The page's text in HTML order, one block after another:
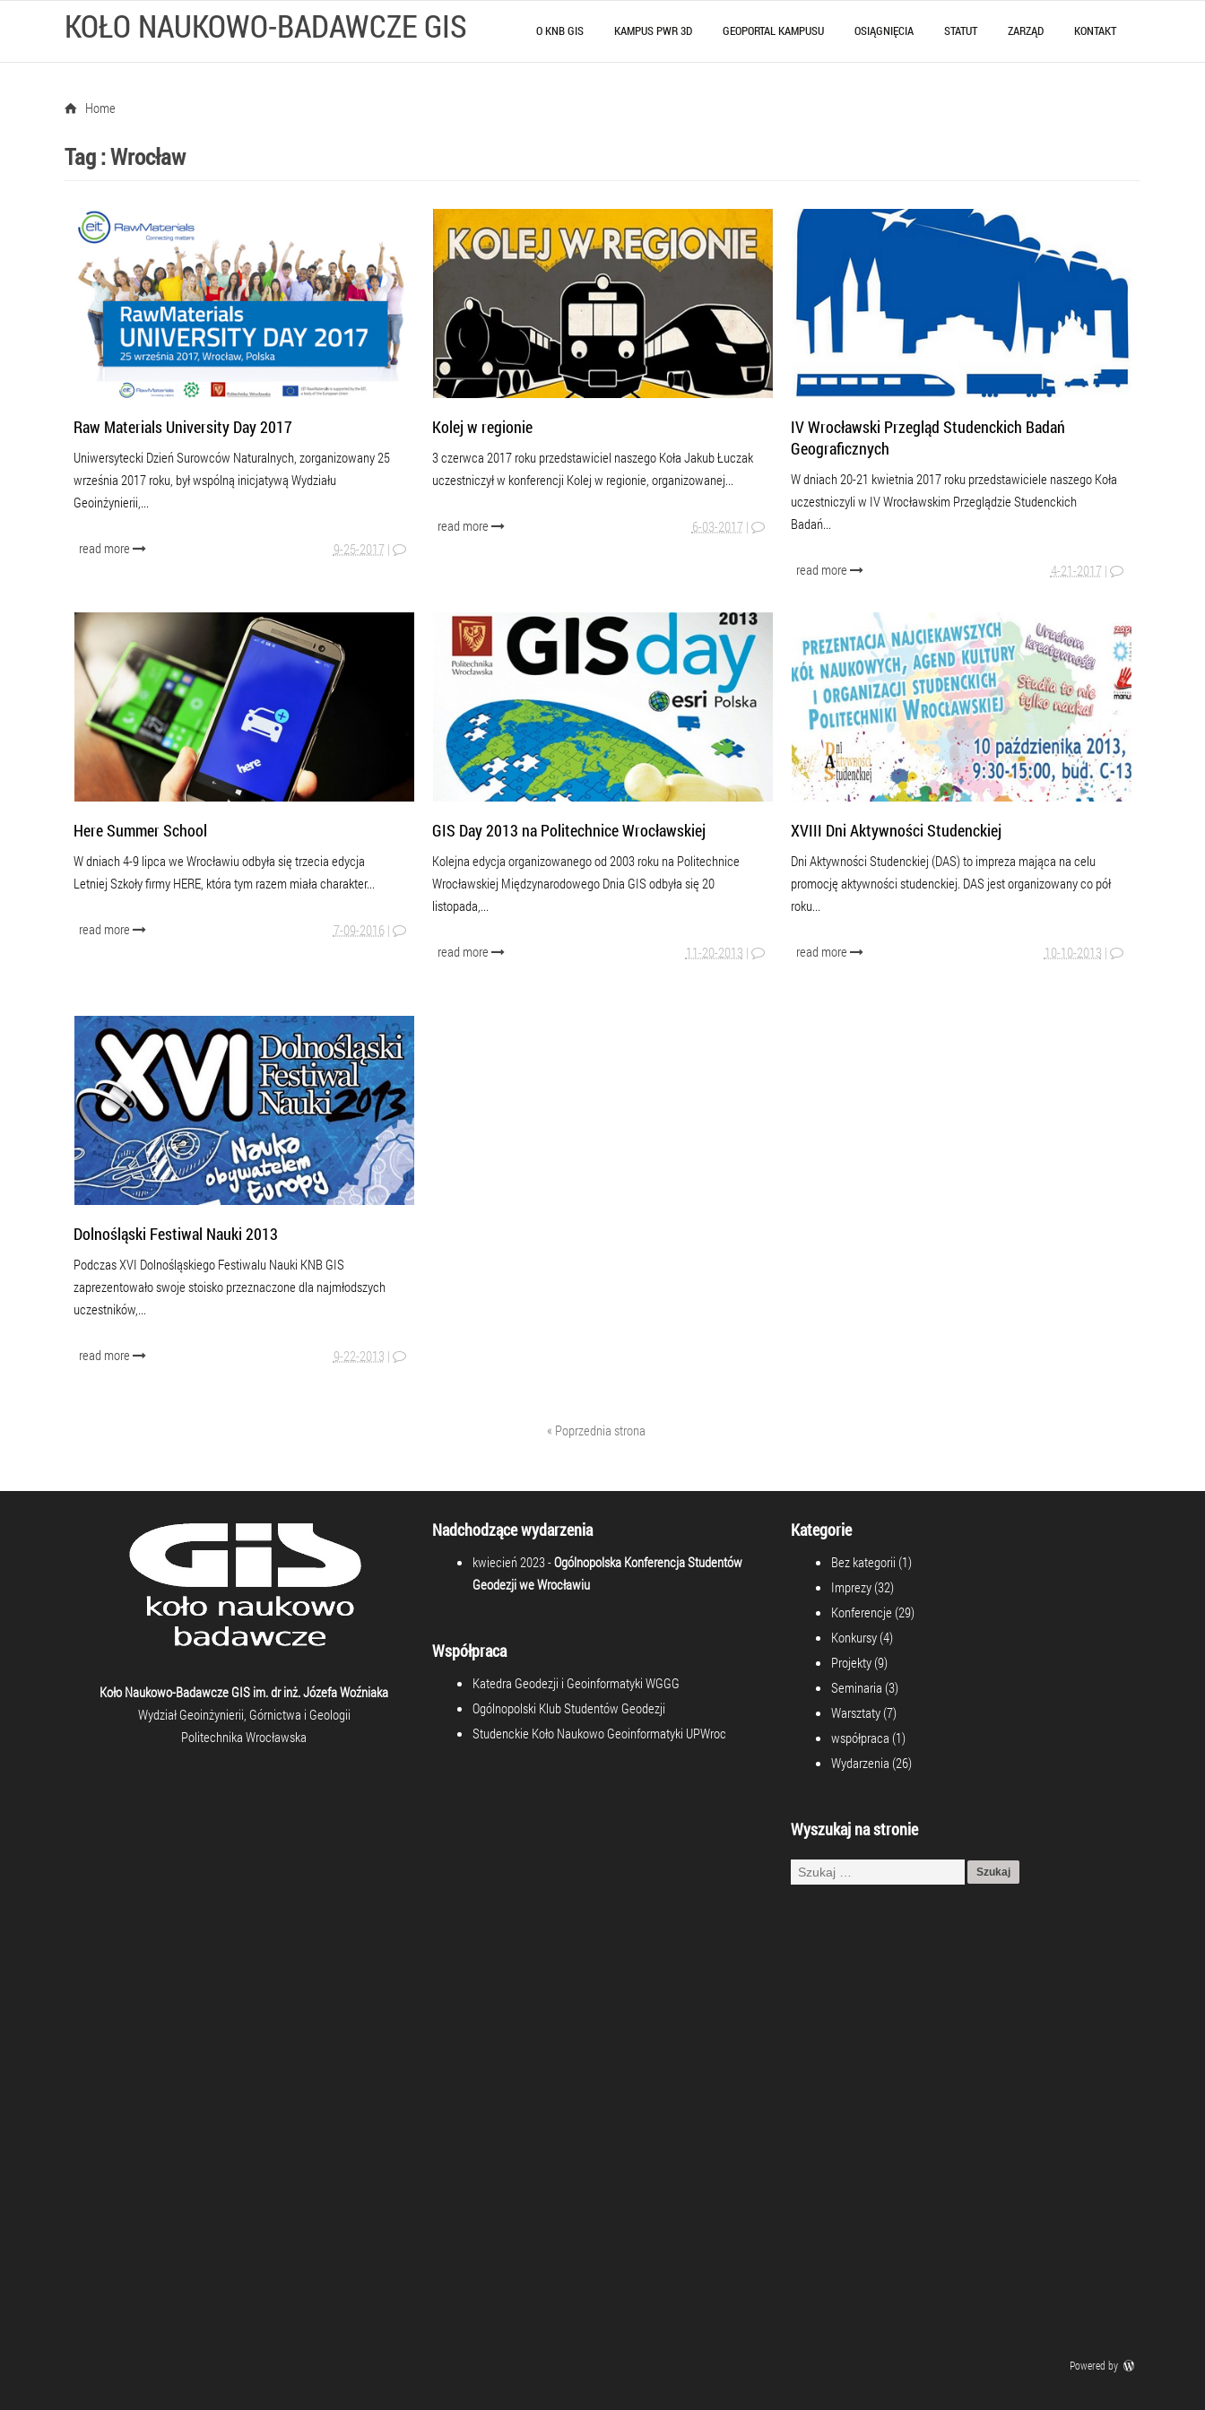
KOŁO NAUKOWO-BADAWCZE GIS O KNB GIS KAMPUS PWR 3D GEOPORTAL KAMPUSU OSIĄGNIĘCIA STATUT ZARZĄD KONTAKT
Home
Tag :Wrocław
Raw Materials University Day 2017
Uniwersytecki Dzień Surowców Naturalnych, zorganizowany 25
września 2017 roku, był wspólną inicjatywą Wydziału
Geoinżynierii,...
read more 9-25-2017 |
Kolej w regionie
3 czerwca 2017 roku przedstawiciel naszego Koła Jakub Łuczak
uczestniczył w konferencji Kolej w regionie, organizowanej...
read more 6-03-2017 |
IV Wrocławski Przegląd Studenckich Badań
Geograficznych
W dniach 20-21 kwietnia 2017 roku przedstawiciele naszego Koła
uczestniczyli w IV Wrocławskim Przeglądzie Studenckich
Badań...
read more 4-21-2017 |
Here Summer School
W dniach 4-9 lipca we Wrocławiu odbyła się trzecia edycja
Letniej Szkoły firmy HERE, która tym razem miała charakter...
read more 7-09-2016 |
GIS Day 2013 na Politechnice Wrocławskiej
Kolejna edycja organizowanego od 2003 roku na Politechnice
Wrocławskiej Międzynarodowego Dnia GIS odbyła się 20
listopada,...
read more 11-20-2013 |
XVIII Dni Aktywności Studenckiej
Dni Aktywności Studenckiej (DAS) to impreza mająca na celu
promocję aktywności studenckiej. DAS jest organizowany co pół
roku...
read more 10-10-2013 |
Dolnośląski Festiwal Nauki 2013
Podczas XVI Dolnośląskiego Festiwalu Nauki KNB GIS
zaprezentowało swoje stoisko przeznaczone dla najmłodszych
uczestników,...
read more 9-22-2013 |
« Poprzednia strona
Koło Naukowo-Badawcze GIS im. dr inż. Józefa Woźniaka
Wydział Geoinżynierii, Górnictwa i Geologii
Politechnika Wrocławska
Nadchodzące wydarzenia
kwiecień 2023 -Ogólnopolska Konferencja Studentów
Geodezji we Wrocławiu
Współpraca
Katedra Geodezji i Geoinformatyki WGGG
Ogólnopolski Klub Studentów Geodezji
Studenckie Koło Naukowo Geoinformatyki UPWroc
Kategorie
Bez kategorii (1)
Imprezy (32)
Konferencje (29)
Konkursy (4)
Projekty (9)
Seminaria (3)
Warsztaty (7)
współpraca (1)
Wydarzenia (26)
Wyszukaj na stronie
Powered by